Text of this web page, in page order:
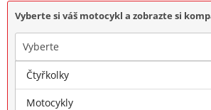
Vyberte si váš motocykl a zobrazte si
Vyberte
Značka
Čtyřkolky
Motocykly